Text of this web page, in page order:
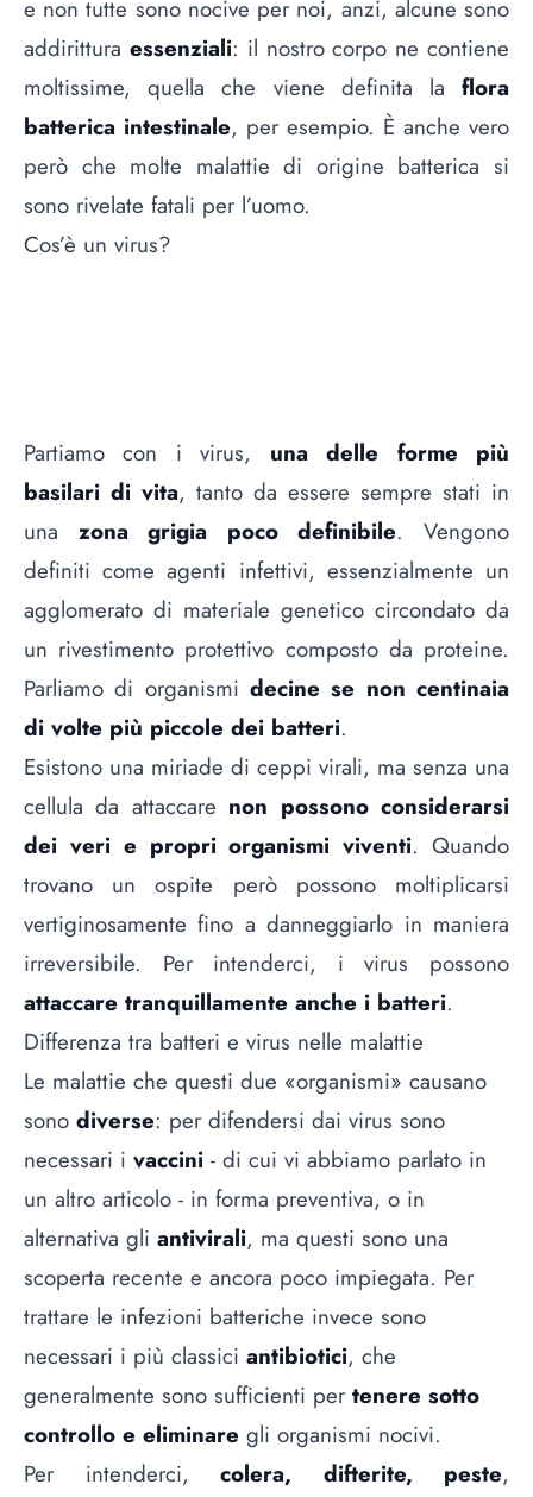
e non tutte sono nocive per noi, anzi, alcune sono
addirittura essenziali: il nostro corpo ne contiene
moltissime, quella che viene definita la flora
batterica intestinale, per esempio. È anche vero
però che molte malattie di origine batterica si
sono rivelate fatali per l’uomo.
Cos’è un virus?
Partiamo con i virus, una delle forme più
basilari di vita, tanto da essere sempre stati in
una zona grigia poco definibile. Vengono
definiti come agenti infettivi, essenzialmente un
agglomerato di materiale genetico circondato da
un rivestimento protettivo composto da proteine.
Parliamo di organismi decine se non centinaia
di volte più piccole dei batteri.
Esistono una miriade di ceppi virali, ma senza una
cellula da attaccare non possono considerarsi
dei veri e propri organismi viventi. Quando
trovano un ospite però possono moltiplicarsi
vertiginosamente fino a danneggiarlo in maniera
irreversibile. Per intenderci, i virus possono
attaccare tranquillamente anche i batteri.
Differenza tra batteri e virus nelle malattie
Le malattie che questi due «organismi» causano
sono diverse: per difendersi dai virus sono
necessari i vaccini - di cui vi abbiamo parlato in
un altro articolo - in forma preventiva, o in
alternativa gli antivirali, ma questi sono una
scoperta recente e ancora poco impiegata. Per
trattare le infezioni batteriche invece sono
necessari i più classici antibiotici, che
generalmente sono sufficienti per tenere sotto
controllo e eliminare gli organismi nocivi.
Per intenderci, colera, difterite, peste,